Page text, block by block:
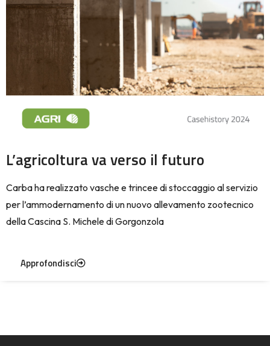
L’agricoltura va verso il futuro
Carba ha realizzato vasche e trincee di stoccaggio al servizio
per l’ammodernamento di un nuovo allevamento zootecnico
della Cascina S. Michele di Gorgonzola
Approfondisci